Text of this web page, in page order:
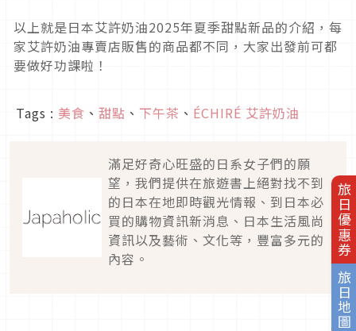
旅日優惠券
旅日地圖
以上就是日本艾許奶油2025年夏季甜點新品的介紹，每
家艾許奶油專賣店販售的商品都不同，大家出發前可都
要做好功課啦！
Tags : 美食 、 甜點 、 下午茶 、 ÉCHIRÉ 艾許奶油
滿足好奇心旺盛的日系女子們的願
望，我們提供在旅遊書上絕對找不到
的日本在地即時觀光情報、到日本必
買的購物資訊新消息、日本生活風尚
資訊以及藝術、文化等，豐富多元的
內容。